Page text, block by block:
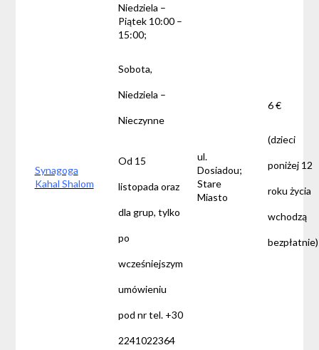
Synagoga
Kahal Shalom
Niedziela –
Piątek 10:00 –
15:00;
Sobota,
Niedziela –
Nieczynne
Od 15
listopada oraz
dla grup, tylko
po
wcześniejszym
umówieniu
pod nr tel. +30
2241022364
ul.
Dosiadou;
Stare
Miasto
6 €
(dzieci
poniżej 12
roku życia
wchodzą
bezpłatnie)